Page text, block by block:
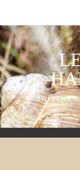
content